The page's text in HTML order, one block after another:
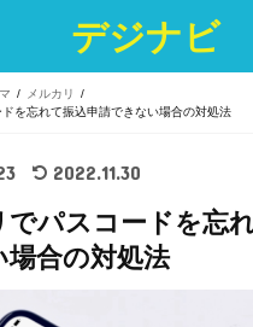
デジナビ
メルカリ
ドを忘れて振込申請できない場合の対処法
2022.11.30
でパスコードを忘
場合の対処法